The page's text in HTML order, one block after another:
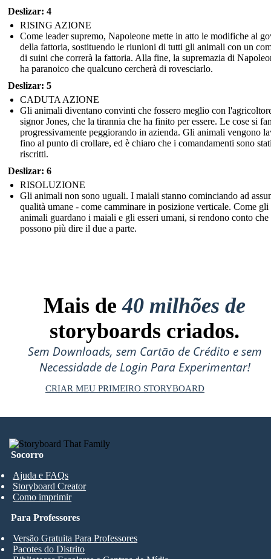
Deslizar: 4
RISING AZIONE
Come leader supremo, Napoleone mette in atto le modifiche al
della fattoria, sostituendo le riunioni di tutti gli animali con un
di suini che correrà la fattoria. Alla fine, la supremazia di
ha paranoico che qualcuno cercherà di rovesciarlo.
Deslizar: 5
CADUTA AZIONE
Gli animali diventano convinti che fossero meglio con
signor Jones, che la tirannia che ha finito per essere. Le cose si
progressivamente peggiorando in azienda. Gli animali vengono
fino al punto di crollare, ed è chiaro che i comandamenti sono
riscritti.
Deslizar: 6
RISOLUZIONE
Gli animali non sono uguali. I maiali stanno cominciando ad
qualità umane - come camminare in posizione verticale. Come gli
animali guardano i maiali e gli esseri umani, si rendono conto che
possono più dire il due a parte.
Mais de40 milhões de
storyboards criados.
Sem Downloads, sem Cartão de Crédito e sem
Necessidade de Login Para Experimentar!
CRIAR MEU PRIMEIRO STORYBOARD
Socorro
Ajuda e FAQs
Storyboard Creator
Como imprimir
Para Professores
Versão Gratuita Para Professores
Pacotes do Distrito